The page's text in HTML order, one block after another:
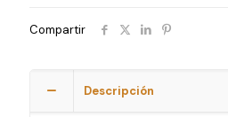
Compartir
Descripción